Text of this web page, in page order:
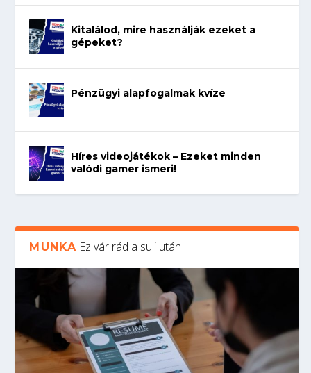
Kitalálod, mire használják ezeket a
gépeket?
Pénzügyi alapfogalmak kvíze
Híres videojátékok – Ezeket minden
valódi gamer ismeri!
MUNKA Ez vár rád a suli után